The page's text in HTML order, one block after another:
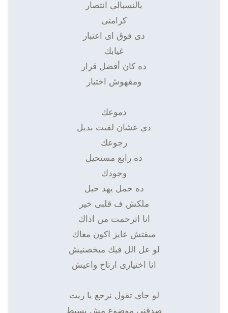
بالنسبالى انتصار
كرامتى
دى فوق اى اعتبار
غيابك
ده كان أفضل قرار
ومفهوش اختيار
دموعك
دى عشان لقيت بديل
رجوعك
ده رابع مستحيل
وجودك
ده حمل يهد حيل
ملكش ف قلبى خير
انا اترحمت من اذاك
مبقتش عايز اكون معاك
لو عل الل فيك ميخصنيش
انا اختيارى ارتاح واعيش
لو جاى تقول نرجع يا ريت
صدقنى موضوع مش بسيط